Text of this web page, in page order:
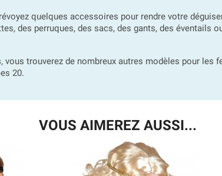
quelques accessoires pour rendre votre
des perruques, des sacs, des gants, des éventails
, vous trouverez de nombreux autres modèles pour
20.
VOUS AIMEREZ AUSSI...